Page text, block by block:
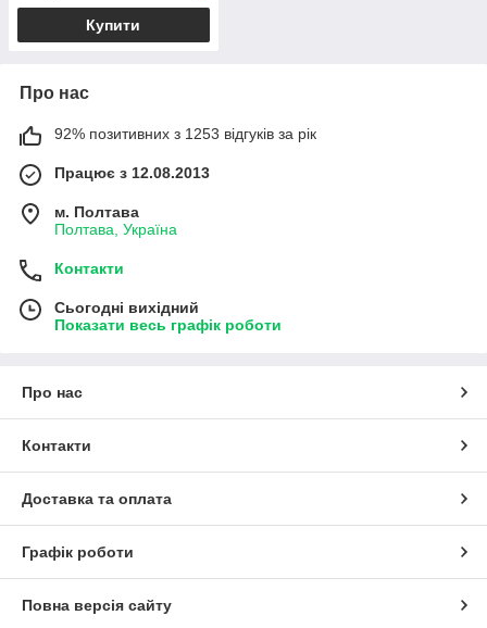
Купити
Про нас
92% позитивних з 1253 відгуків за рік
Працює з 12.08.2013
м. Полтава
Полтава, Україна
Контакти
Сьогодні вихідний
Показати весь графік роботи
Про нас
Контакти
Доставка та оплата
Графік роботи
Повна версія сайту